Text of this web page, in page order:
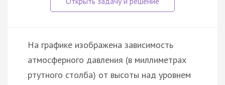
На графике изображена зависимость
атмосферного давления (в миллиметрах
ртутного столба) от высоты над уровнем